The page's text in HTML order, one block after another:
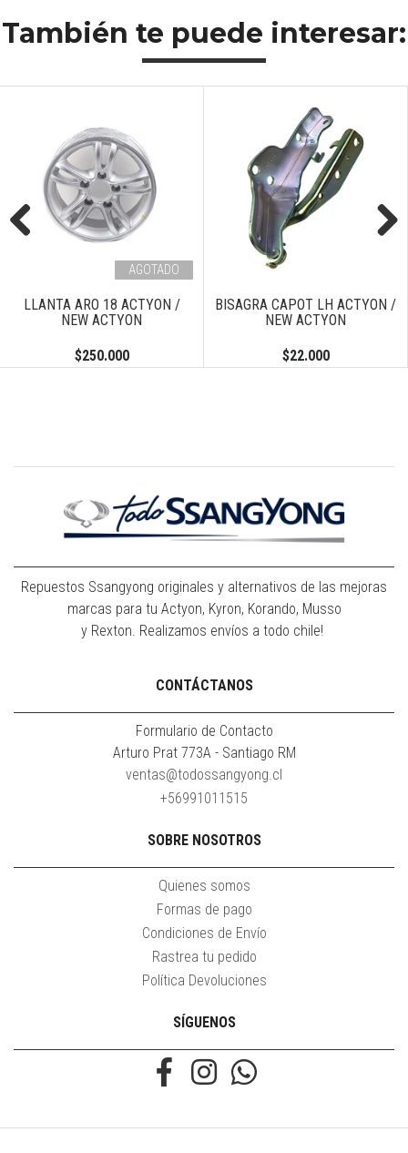
También te puede interesar:
AGOTADO
LLANTA ARO 18 ACTYON /
NEW ACTYON
$250.000
BISAGRA CAPOT LH ACTYON /
NEW ACTYON
$22.000
Repuestos Ssangyong originales y alternativos de las mejoras
marcas para tu Actyon, Kyron, Korando, Musso
y Rexton. Realizamos envíos a todo chile!
CONTÁCTANOS
Formulario de Contacto
Arturo Prat 773A - Santiago RM
ventas@todossangyong.cl
+56991011515
SOBRE NOSOTROS
Quienes somos
Formas de pago
Condiciones de Envío
Rastrea tu pedido
Política Devoluciones
SÍGUENOS